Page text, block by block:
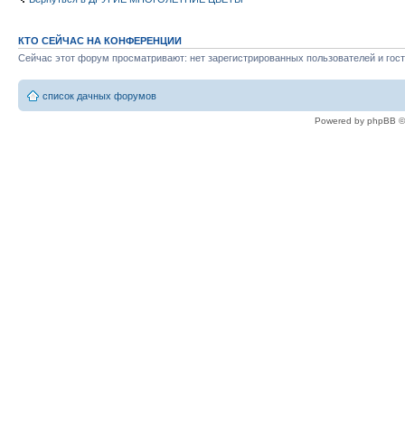
КТО СЕЙЧАС НА КОНФЕРЕНЦИИ
Сейчас этот форум просматривают: нет зарегистрированных пользователей и
список дачных форумов
Powered by phpBB